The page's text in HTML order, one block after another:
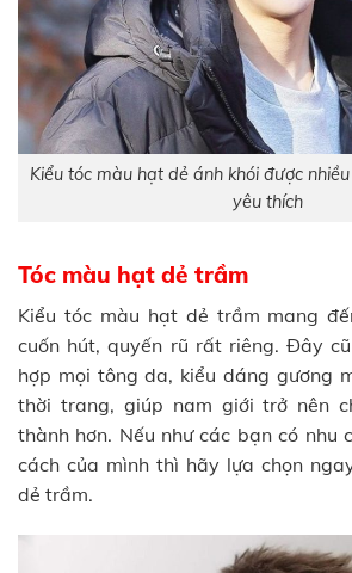
Kiểu tóc màu hạt dẻ ánh khói được
yêu thích
Tóc màu hạt dẻ trầm
Kiểu tóc màu hạt dẻ trầm mang
cuốn hút, quyến rũ rất riêng. Đây
hợp mọi tông da, kiểu dáng gương
thời trang, giúp nam giới trở nên
thành hơn. Nếu như các bạn có nhu
cách của mình thì hãy lựa chọn
dẻ trầm.